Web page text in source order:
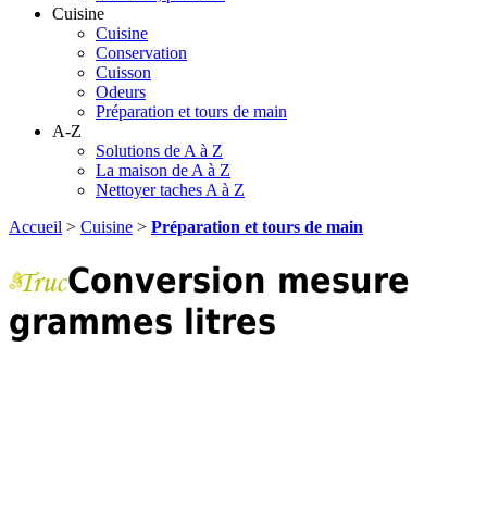
Cuisine
Cuisine
Conservation
Cuisson
Odeurs
Préparation et tours de main
A-Z
Solutions de A à Z
La maison de A à Z
Nettoyer taches A à Z
Accueil > Cuisine > Préparation et tours de main
Conversion mesure
grammes litres